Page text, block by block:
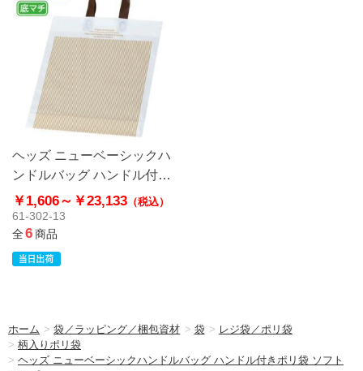
ヘッズ ニューベーシックハ
ンドルバッグ ハンドル付き
ポリ袋 ソフトタイプ
￥1,606～ ￥23,133 （税込）
61-302-13
全6商品
ホーム >袋／ラッピング／梱包資材 > 袋 > レジ袋／ポリ袋
> 柄入りポリ袋
> ヘッズ ニューベーシックハンドルバッグ ハンドル付きポリ袋 ソフト